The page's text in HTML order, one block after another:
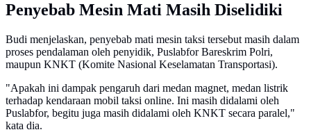
Penyebab Mesin Mati Masih Diselidiki
Budi menjelaskan, penyebab mati mesin taksi tersebut masih dalam
proses pendalaman oleh penyidik, Puslabfor Bareskrim Polri,
maupun KNKT (Komite Nasional Keselamatan Transportasi).
"Apakah ini dampak pengaruh dari medan magnet, medan listrik
terhadap kendaraan mobil taksi online. Ini masih didalami oleh
Puslabfor, begitu juga masih didalami oleh KNKT secara paralel,"
kata dia.